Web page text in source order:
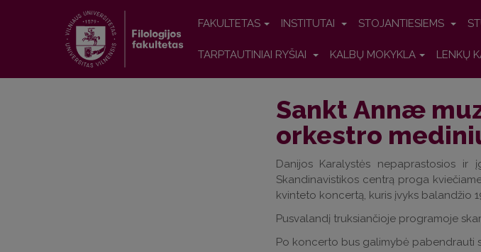
FAKULTETAS INSTITUTAI STOJANTIESIEMS
TARPTAUTINIAI RYŠIAI KALBŲ MOKYKLA LENKŲ
Sankt Annæ
orkestro
Danijos Karalystės nepaprastosios
Skandinavistikos centrą proga
kvinteto koncertą, kuris įvyks balandžio
Pusvalandį truksiančioje programoje
Po koncerto bus galimybė pabendrauti